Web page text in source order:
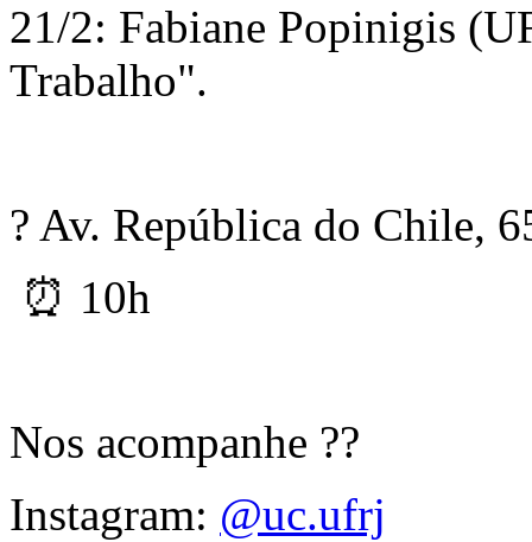
21/2: Fabiane Popinigis
Trabalho".
? Av. República do Chile,
⏰ 10h
Nos acompanhe ??
Instagram: @uc.ufrj